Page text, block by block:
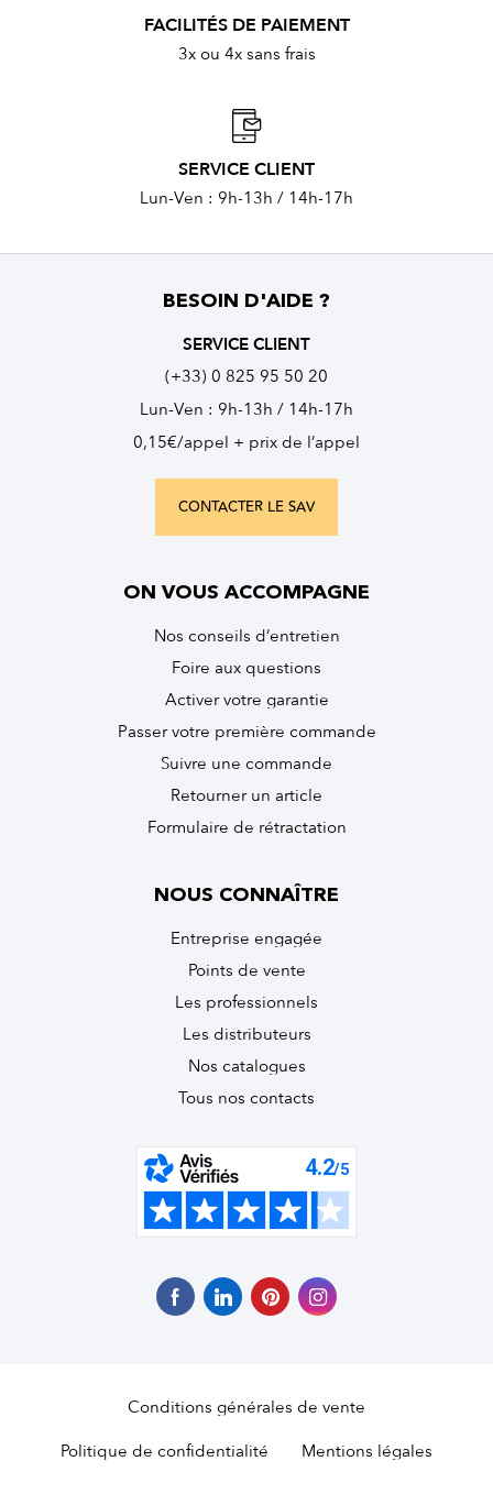
FACILITÉS DE PAIEMENT
3x ou 4x sans frais
SERVICE CLIENT
Lun-Ven : 9h-13h / 14h-17h
BESOIN D'AIDE ?
SERVICE CLIENT
(+33) 0 825 95 50 20
Lun-Ven : 9h-13h / 14h-17h
0,15€/appel + prix de l’appel
CONTACTER LE SAV
ON VOUS ACCOMPAGNE
Nos conseils d’entretien
Foire aux questions
Activer votre garantie
Passer votre première commande
Suivre une commande
Retourner un article
Formulaire de rétractation
NOUS CONNAÎTRE
Entreprise engagée
Points de vente
Les professionnels
Les distributeurs
Nos catalogues
Tous nos contacts
Conditions générales de vente
Politique de confidentialité Mentions légales